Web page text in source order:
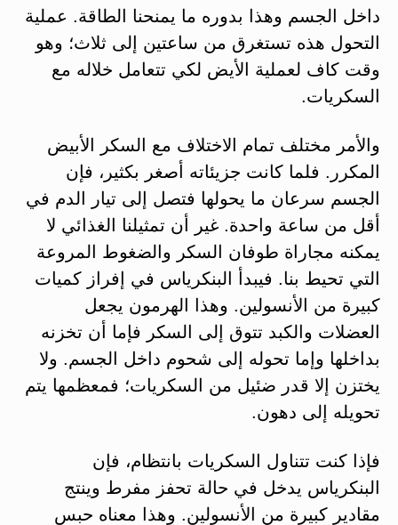
داخل الجسم وهذا بدوره ما يمنحنا الطاقة. عملية
التحول هذه تستغرق من ساعتين إلى ثلاث؛ وهو
وقت كاف لعملية الأيض لكي تتعامل خلاله مع
السكريات.
والأمر مختلف تمام الاختلاف مع السكر الأبيض
المكرر. فلما كانت جزيئاته أصغر بكثير، فإن
الجسم سرعان ما يحولها فتصل إلى تيار الدم في
أقل من ساعة واحدة. غير أن تمثيلنا الغذائي لا
يمكنه مجاراة طوفان السكر والضغوط المروعة
التي تحيط بنا. فيبدأ البنكرياس في إفراز كميات
كبيرة من الأنسولين. وهذا الهرمون يجعل
العضلات والكبد تتوق إلى السكر فإما أن تخزنه
بداخلها وإما تحوله إلى شحوم داخل الجسم. ولا
يختزن إلا قدر ضئيل من السكريات؛ فمعظمها يتم
تحويله إلى دهون.
فإذا كنت تتناول السكريات بانتظام، فإن
البنكرياس يدخل في حالة تحفز مفرط وينتج
مقادير كبيرة من الأنسولين. وهذا معناه حبس